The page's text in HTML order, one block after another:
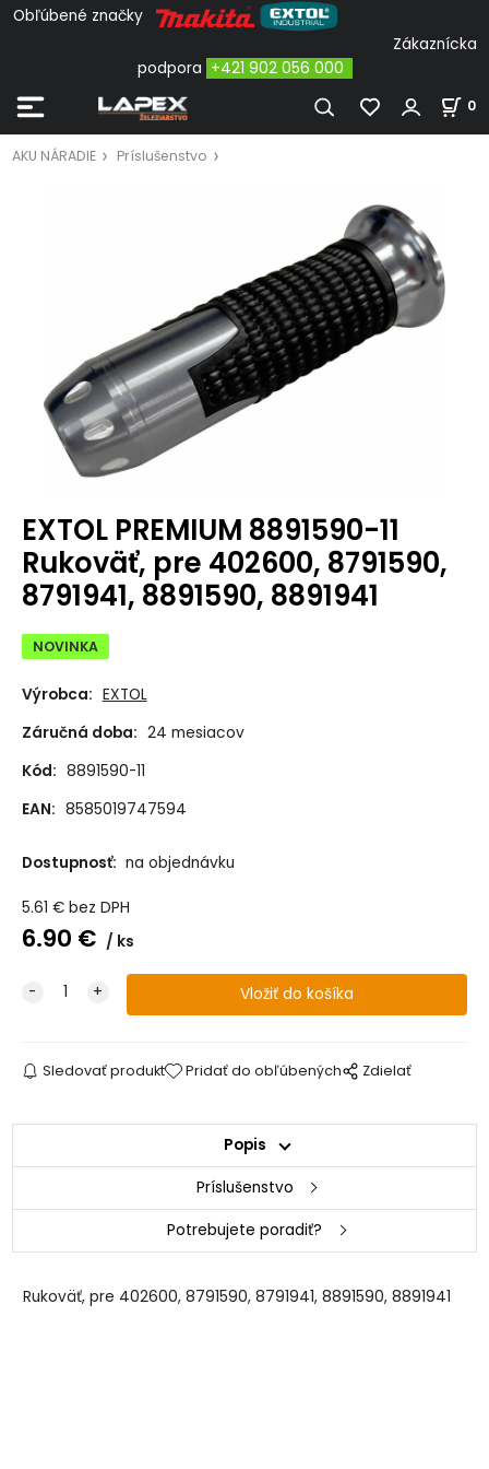
Obľúbené značky
Zákaznícka
podpora +421 902 056 000
0
AKU NÁRADIE Príslušenstvo
EXTOL PREMIUM 8891590-11
Rukoväť, pre 402600, 8791590,
8791941, 8891590, 8891941
NOVINKA
Výrobca: EXTOL
Záručná doba: 24 mesiacov
Kód: 8891590-11
EAN: 8585019747594
Dostupnosť: na objednávku
5.61 € bez DPH
6.90 € ks
Sledovať produkt Pridať do obľúbených Zdielať
Popis
Príslušenstvo
Potrebujete poradiť?
Rukoväť, pre 402600, 8791590, 8791941, 8891590, 8891941